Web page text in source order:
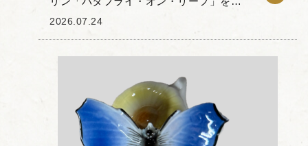
譲りいただきました。 本作は、深緑の木
2026.07.24